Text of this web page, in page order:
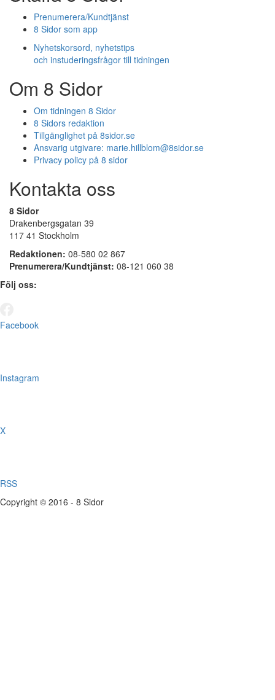
Prenumerera/Kundtjänst
8 Sidor som app
Nyhetskorsord, nyhetstips
och instuderingsfrågor till tidningen
Om 8 Sidor
Om tidningen 8 Sidor
8 Sidors redaktion
Tillgänglighet på 8sidor.se
Ansvarig utgivare: marie.hillblom@8sidor.se
Privacy policy på 8 sidor
Kontakta oss
8 Sidor
Drakenbergsgatan 39
117 41 Stockholm
Redaktionen: 08-580 02 867
Prenumerera/Kundtjänst: 08-121 060 38
Följ oss:
Facebook
Instagram
X
RSS
Copyright © 2016 - 8 Sidor